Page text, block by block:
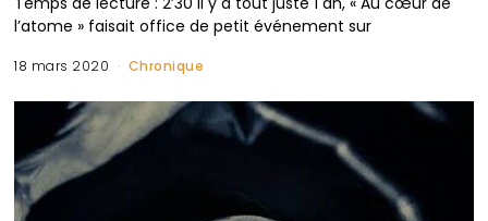
l’atome » faisait office de petit événement sur
18 mars 2020 Chronique